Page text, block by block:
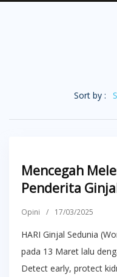
Sort by :
Mencegah
Penderita
Opini / 17/03/2025
HARI Ginjal Sedunia
pada 13 Maret lalu
Detect early, protect